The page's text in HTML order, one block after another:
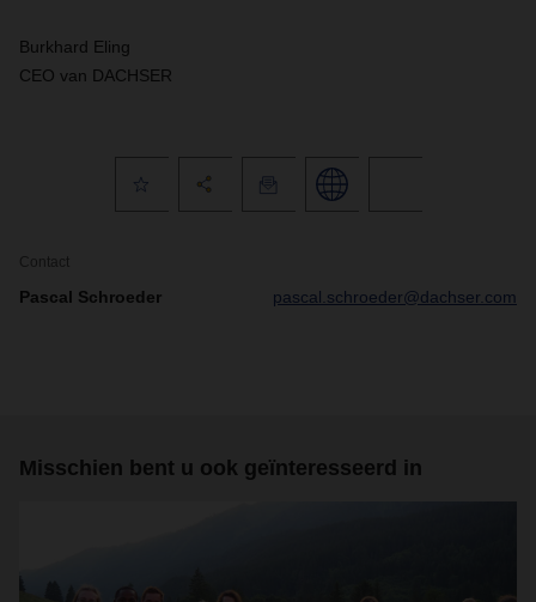
Burkhard Eling
CEO van DACHSER
Contact
Pascal Schroeder pascal.schroeder@dachser.com
Misschien bent u ook geïnteresseerd in